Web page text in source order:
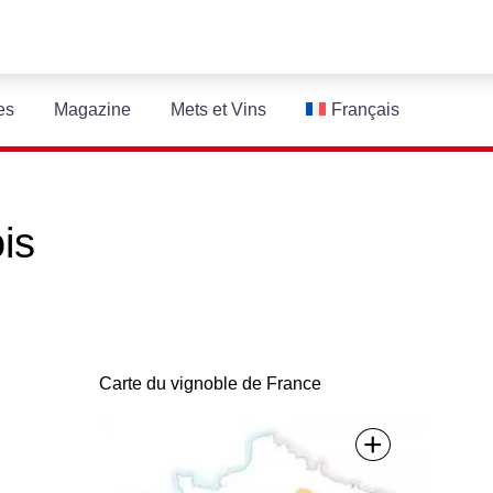
Magazine Mets et Vins Français
Carte du vignoble de France
+